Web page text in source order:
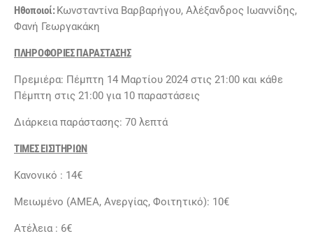
Ηθοποιοί: Κωνσταντίνα Βαρβαρήγου, Αλέξανδρος Ιωαννίδης,
Φανή Γεωργακάκη
ΠΛΗΡΟΦΟΡΙΕΣ ΠΑΡΑΣΤΑΣΗΣ
Πρεμιέρα: Πέμπτη 14 Μαρτίου 2024 στις 21:00 και κάθε
Πέμπτη στις 21:00 για 10 παραστάσεις
Διάρκεια παράστασης: 70 λεπτά
ΤΙΜΕΣ ΕΙΣΙΤΗΡΙΩΝ
Κανονικό : 14€
Μειωμένο (ΑΜΕΑ, Ανεργίας, Φοιτητικό): 10€
Ατέλεια : 6€